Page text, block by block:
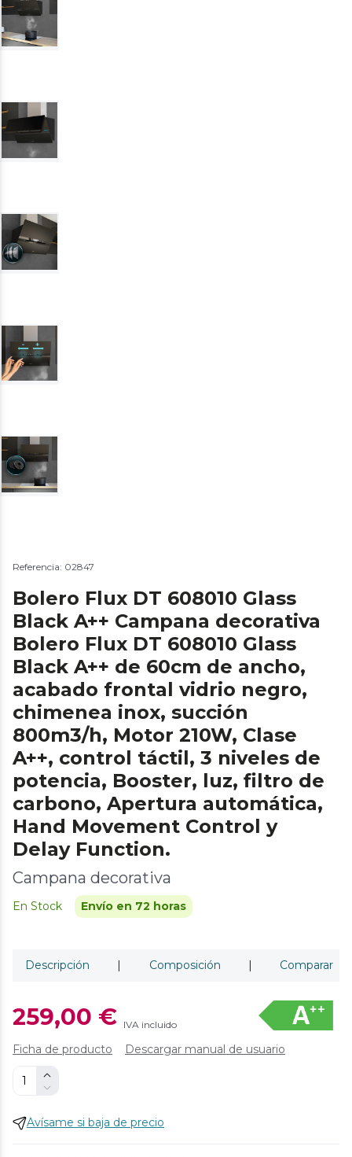
Referencia: 02847
Bolero Flux DT 608010 Glass
Black A++ Campana decorativa
Bolero Flux DT 608010 Glass
Black A++ de 60cm de ancho,
acabado frontal vidrio negro,
chimenea inox, succión
800m3/h, Motor 210W, Clase
A++, control táctil, 3 niveles de
potencia, Booster, luz, filtro de
carbono, Apertura automática,
Hand Movement Control y
Delay Function.
Campana decorativa
En Stock Envío en 72 horas
Descripción | Composición | Comparar
259,00 € IVA incluido
Ficha de producto Descargar manual de usuario
Avísame si baja de precio